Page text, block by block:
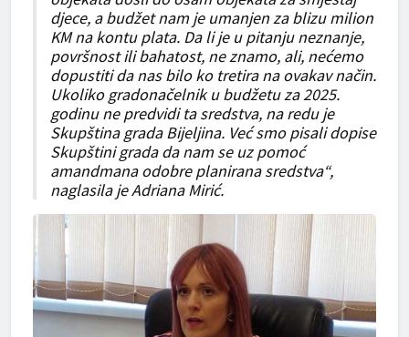
djece, a budžet nam je umanjen za blizu milion
KM na kontu plata. Da li je u pitanju neznanje,
površnost ili bahatost, ne znamo, ali, nećemo
dopustiti da nas bilo ko tretira na ovakav način.
Ukoliko gradonačelnik u budžetu za 2025.
godinu ne predvidi ta sredstva, na redu je
Skupština grada Bijeljina. Već smo pisali dopise
Skupštini grada da nam se uz pomoć
amandmana odobre planirana sredstva“,
naglasila je Adriana Mirić.